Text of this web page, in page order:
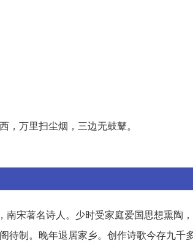
万里扫尘烟，三边无鼓鼙。
南宋著名诗人。少时受家庭爱国思想熏陶
待制。晚年退居家乡。创作诗歌今存九千